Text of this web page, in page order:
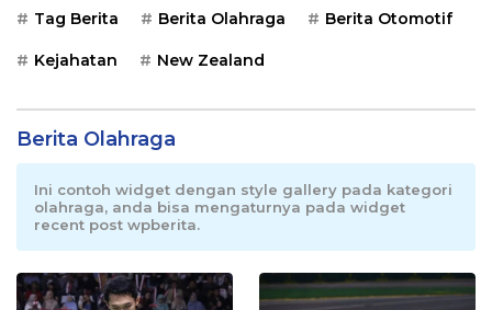
Tag Berita Berita Olahraga Berita Otomotif
Kejahatan New Zealand
Berita Olahraga
Ini contoh widget dengan style gallery pada kategori
olahraga, anda bisa mengaturnya pada widget
recent post wpberita.